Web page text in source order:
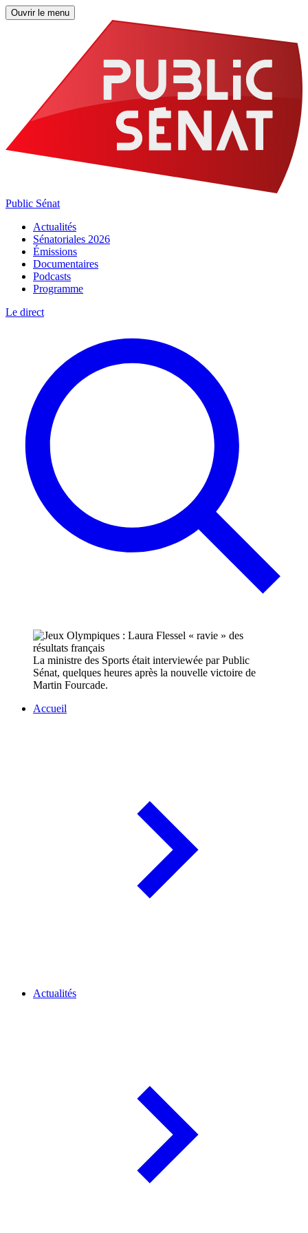
Ouvrir le menu
Public Sénat
Actualités
Sénatoriales 2026
Émissions
Documentaires
Podcasts
Programme
Le direct
La ministre des Sports était interviewée par Public
Sénat, quelques heures après la nouvelle victoire de
Martin Fourcade.
Accueil
Actualités